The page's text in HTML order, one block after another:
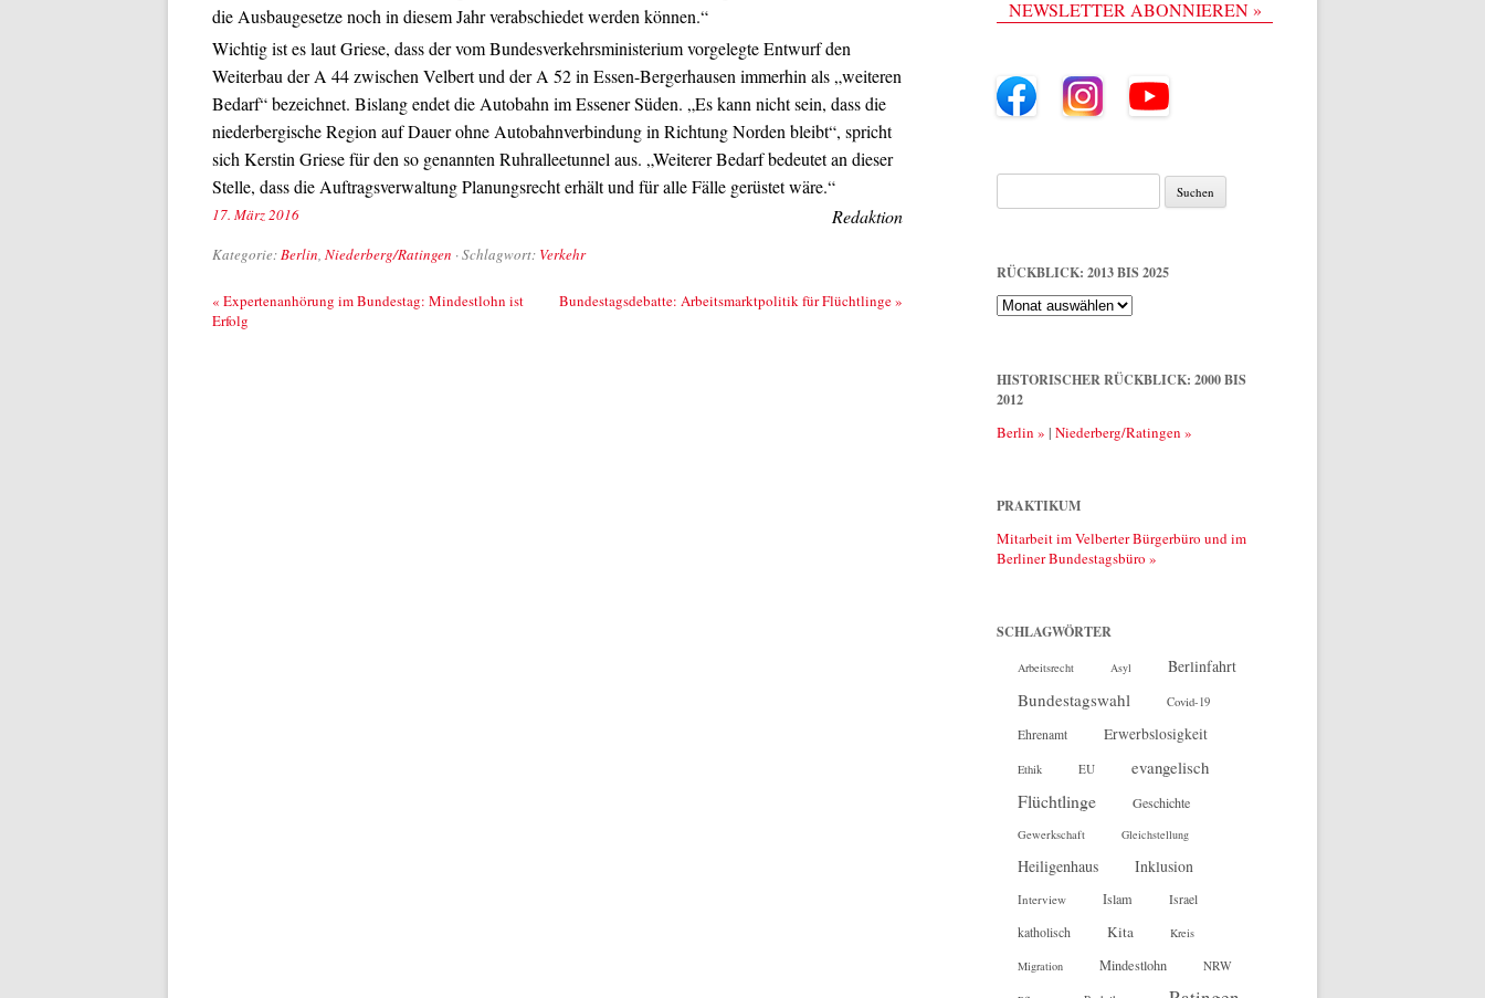
die Ausbaugesetze noch in diesem Jahr verabschiedet werden können.“
Wichtig ist es laut Griese, dass der vom Bundesverkehrsministerium vorgelegte Entwurf den
Weiterbau der A 44 zwischen Velbert und der A 52 in Essen-Bergerhausen immerhin als „weiteren
Bedarf“ bezeichnet. Bislang endet die Autobahn im Essener Süden. „Es kann nicht sein, dass die
niederbergische Region auf Dauer ohne Autobahnverbindung in Richtung Norden bleibt“, spricht
sich Kerstin Griese für den so genannten Ruhralleetunnel aus. „Weiterer Bedarf bedeutet an dieser
Stelle, dass die Auftragsverwaltung Planungsrecht erhält und für alle Fälle gerüstet wäre.“
Redaktion
17. März 2016
Kategorie:Berlin, Niederberg/Ratingen · Schlagwort: Verkehr
Beitrags-Navigation
« Expertenanhörung im Bundestag: Mindestlohn ist
Erfolg
Bundestagsdebatte: Arbeitsmarktpolitik für Flüchtlinge»
NEWSLETTER ABONNIEREN »
Suche
nach:
RÜCKBLICK: 2013 BIS 2025
Rückblick:
2013
bis
HISTORISCHER RÜCKBLICK: 2000 BIS
2012
Berlin » | Niederberg/Ratingen »
PRAKTIKUM
Mitarbeit im Velberter Bürgerbüro und im
Berliner Bundestagsbüro »
SCHLAGWÖRTER
Arbeitsrecht Asyl Berlinfahrt
Bundestagswahl Covid-19
Ehrenamt Erwerbslosigkeit
Ethik EU evangelisch
Flüchtlinge Geschichte
Gewerkschaft Gleichstellung
Heiligenhaus Inklusion
Interview Islam Israel
katholisch Kita Kreis
Migration Mindestlohn NRW